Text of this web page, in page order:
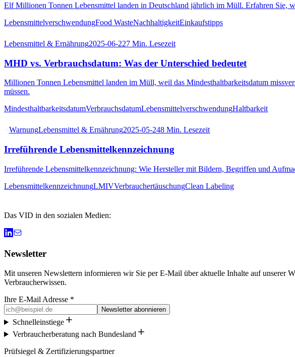
Elf Millionen Tonnen Lebensmittel landen in Deutschland jährlich im Müll. Erfahren Sie,
LebensmittelverschwendungFood WasteNachhaltigkeitEinkaufstipps
Lebensmittel & Ernährung2025-06-227 Min. Lesezeit
MHD vs. Verbrauchsdatum: Was der Unterschied bedeutet
Millionen Tonnen Lebensmittel landen im Müll, weil das Mindesthaltbarkeitsdatum
müssen.
MindesthaltbarkeitsdatumVerbrauchsdatumLebensmittelverschwendungHaltbarkeit
WarnungLebensmittel & Ernährung2025-05-248 Min. Lesezeit
Irreführende Lebensmittelkennzeichnung
Irreführende Lebensmittelkennzeichnung: Wie Hersteller mit Bildern, Begriffen und
LebensmittelkennzeichnungLMIVVerbrauchertäuschungClean Labeling
Das VID in den sozialen Medien:
Newsletter
Mit unseren Newslettern informieren wir Sie per E-Mail über aktuelle Inhalte auf unserer
Verbraucherwissen.
Ihre E-Mail Adresse *
Newsletter abonnieren
Schnelleinstiege
Verbraucherberatung nach Bundesland
Prüfsiegel & Zertifizierungspartner